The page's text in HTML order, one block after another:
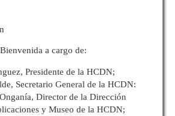
a cargo de:
Presidente de la HCDN;
Secretario General de la HCDN:
Director de la Dirección
y Museo de la HCDN;